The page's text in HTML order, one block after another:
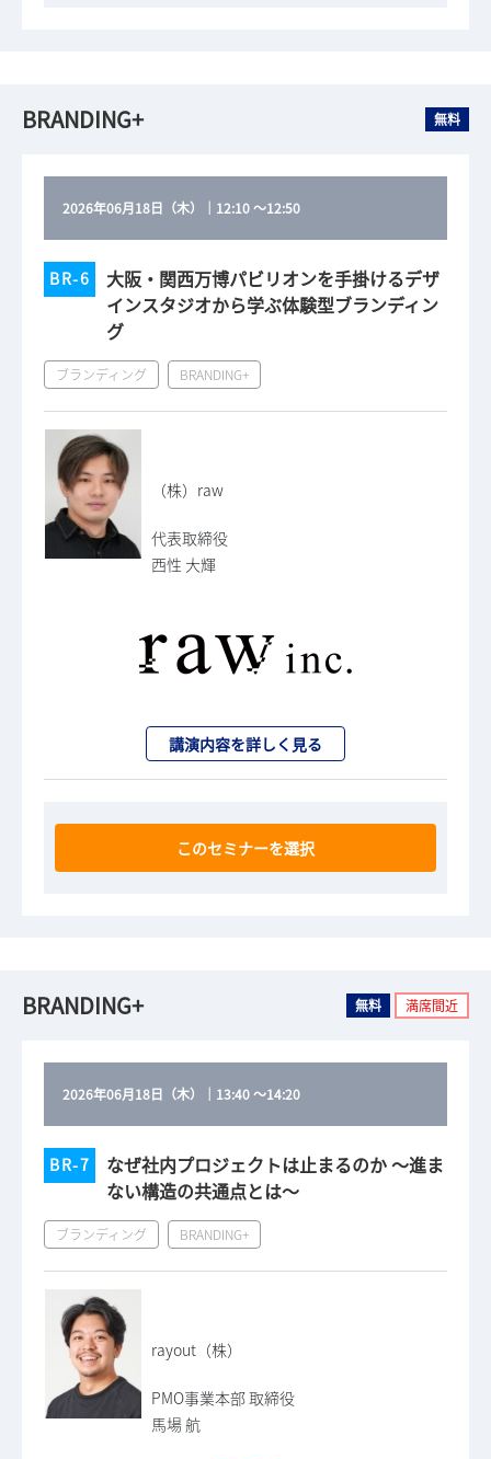
BRANDING+ 無料
2026年06月18日（木） 12:10～12:50
BR-6
大阪・関西万博パビリオンを手掛けるデザ
インスタジオから学ぶ体験型ブランディン
グ
ブランディング BRANDING+
（株）raw
代表取締役
西性 大輝
講演内容を詳しく見る
このセミナーを選択
BRANDING+ 無料 満席間近
2026年06月18日（木） 13:40～14:20
BR-7
なぜ社内プロジェクトは止まるのか ～進ま
ない構造の共通点とは～
ブランディング BRANDING+
rayout（株）
PMO事業本部 取締役
馬場 航